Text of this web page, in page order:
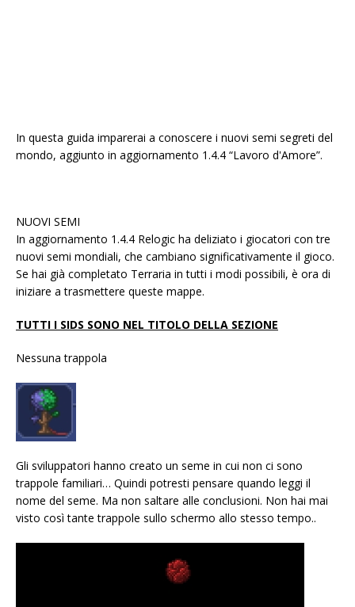
In questa guida imparerai a conoscere i nuovi semi segreti del
mondo, aggiunto in aggiornamento 1.4.4 “Lavoro d'Amore”.
NUOVI SEMI
In aggiornamento 1.4.4 Relogic ha deliziato i giocatori con tre
nuovi semi mondiali, che cambiano significativamente il gioco.
Se hai già completato Terraria in tutti i modi possibili, è ora di
iniziare a trasmettere queste mappe.
TUTTI I SIDS SONO NEL TITOLO DELLA SEZIONE
Nessuna trappola
Gli sviluppatori hanno creato un seme in cui non ci sono
trappole familiari… Quindi potresti pensare quando leggi il
nome del seme. Ma non saltare alle conclusioni. Non hai mai
visto così tante trappole sullo schermo allo stesso tempo..